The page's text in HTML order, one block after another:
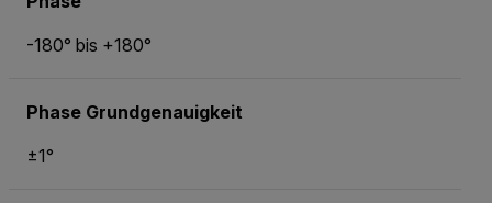
-180° bis +180°
Phase Grundgenauigkeit
±1°